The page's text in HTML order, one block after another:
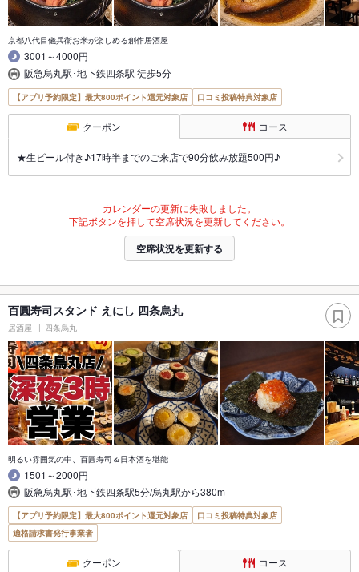
京都八代目儀兵衛お米が楽しめる創作居酒屋
3001～4000円
阪急烏丸駅･地下鉄四条駅 徒歩5分
【アプリ予約限定】最大800ポイント還元対象店 口コミ投稿特典対象店
クーポン コース
★生ビール付き♪17時半までのご来店で90分飲み放題500円♪
カレンダーの更新に失敗しました。
下記ボタンを押して空席状況を更新してください。
空席状況を更新する
百圓寿司スタンド えにし 四条烏丸
居酒屋 四条烏丸
明るい雰囲気の中、百圓寿司＆日本酒を堪能
1501～2000円
阪急烏丸駅･地下鉄四条駅5分/烏丸駅から380m
【アプリ予約限定】最大800ポイント還元対象店
口コミ投稿特典対象店
適格請求書発行事業者
クーポン コース